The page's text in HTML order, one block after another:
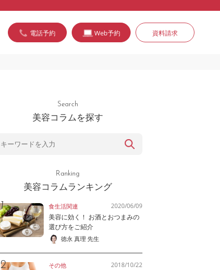
電話予約 Web予約 資料請求
Search
美容コラムを探す
Ranking
美容コラムランキング
食生活関連 2020/06/09
美容に効く！ お酒とおつまみの
選び方をご紹介
徳永 真理 先生
その他 2018/10/22